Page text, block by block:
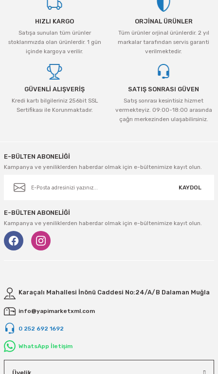
Ürün resmi kalitesiz, bozuk veya görüntülenemiyor.
Ürün açıklamasında eksik bilgiler bulunuyor.
Ürün bilgilerinde hatalar bulunuyor.
Ürün fiyatı diğer sitelerden daha pahalı.
Bu ürüne benzer farklı alternatifler olmalı.
HIZLI KARGO
Satışa sunulan tüm ürünler
stoklarımızda olan ürünlerdir. 1 gün
içinde kargoya verilir.
ORJİNAL ÜRÜNLER
Tüm ürünler orjinal ürünlerdir. 2 yıl
markalar tarafından servis garanti
verilmektedir.
GÜVENLİ ALIŞVERİŞ
Kredi kartı bilgileriniz 256bit SSL
Sertifikası ile Korunmaktadır.
SATIŞ SONRASI GÜVEN
Satış sonrası kesintisiz hizmet
vermekteyiz. 09:00-18:00 arasında
çağrı merkezinden ulaşabilirsiniz.
E-BÜLTEN ABONELİĞİ
Kampanya ve yeniliklerden haberdar olmak için e-bültenimize kayıt olun.
KAYDOL
E-BÜLTEN ABONELİĞİ
Kampanya ve yeniliklerden haberdar olmak için e-bültenimize kayıt olun.
Karaçalı Mahallesi İnönü Caddesi No:24/A/B Dalaman Muğla
info@yapimarketxml.com
0 252 692 1692
WhatsApp İletişim